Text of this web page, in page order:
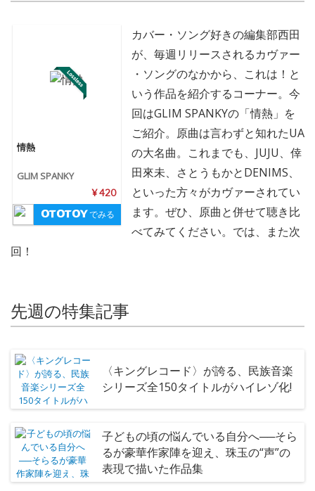
情熱
GLIM SPANKY
¥ 420
でみる
カバー・ソング好きの編集部西田
が、毎週リリースされるカヴァー
・ソングのなかから、これは！と
いう作品を紹介するコーナー。今
回はGLIM SPANKYの「情熱」を
ご紹介。原曲は言わずと知れたUA
の大名曲。これまでも、JUJU、倖
田來未、さとうもかとDENIMS、
といった方々がカヴァーされてい
ます。ぜひ、原曲と併せて聴き比
べてみてください。では、また次
回！
先週の特集記事
〈キングレコード〉が誇る、民族音楽
シリーズ全150タイトルがハイレゾ化!
子どもの頃の悩んでいる自分へ──そら
るが豪華作家陣を迎え、珠玉の“声”の
表現で描いた作品集